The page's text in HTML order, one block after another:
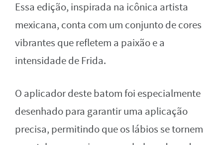
Essa edição, inspirada na icônica artista
mexicana, conta com um conjunto de cores
vibrantes que refletem a paixão e a
intensidade de Frida.
O aplicador deste batom foi especialmente
desenhado para garantir uma aplicação
precisa, permitindo que os lábios se tornem